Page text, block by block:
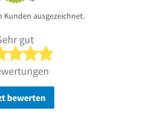
Kunden ausgezeichnet.
gut
5 von 5 Sternen
bewerten